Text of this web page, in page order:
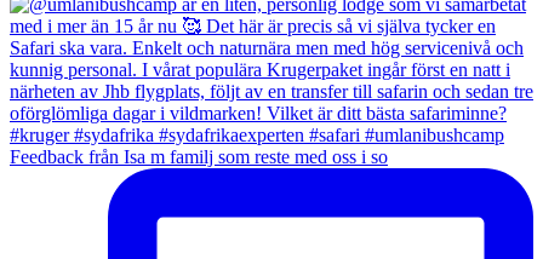
Feedback från Isa m familj som reste med oss i so